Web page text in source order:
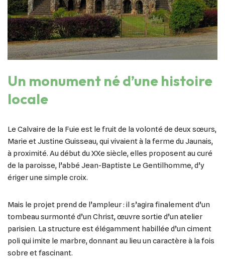
Un monument né d’une histoire
locale
Le Calvaire de la Fuie est le fruit de la volonté de deux sœurs,
Marie et Justine Guisseau, qui vivaient à la ferme du Jaunais,
à proximité. Au début du XXe siècle, elles proposent au curé
de la paroisse, l’abbé Jean-Baptiste Le Gentilhomme, d’y
ériger une simple croix.
Mais le projet prend de l’ampleur : il s’agira finalement d’un
tombeau surmonté d’un Christ, œuvre sortie d’un atelier
parisien. La structure est élégamment habillée d’un ciment
poli qui imite le marbre, donnant au lieu un caractère à la fois
sobre et fascinant.